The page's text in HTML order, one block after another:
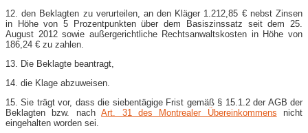
12. den Beklagten zu verurteilen, an den Kläger 1.212,85 € nebst Zinsen
in Höhe von 5 Prozentpunkten über dem Basiszinssatz seit dem 25.
August 2012 sowie außergerichtliche Rechtsanwaltskosten in Höhe von
186,24 € zu zahlen.
13. Die Beklagte beantragt,
14. die Klage abzuweisen.
15. Sie trägt vor, dass die siebentägige Frist gemäß § 15.1.2 der AGB der
Beklagten bzw. nachArt. 31 des Montrealer Übereinkommens nicht
eingehalten worden sei.